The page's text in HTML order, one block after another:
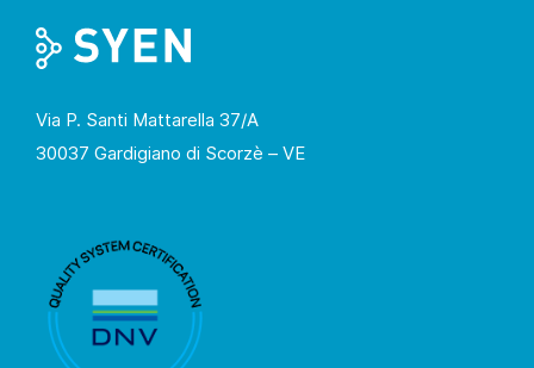
Via P. Santi Mattarella 37/A
30037 Gardigiano di Scorzè – VE